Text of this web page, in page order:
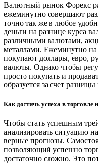
Валютный рынок Форекс
ежеминутно совершают
точно так же в любое
деньги на разнице курса
различными валютами,
металлами. Ежеминутно
покупают доллары, евро,
валюты. Однако чтобы
просто покупать и
образуется за счет
Как достичь успеха в торговле
Чтобы стать успешным
анализировать ситуацию
верные прогнозы.
позволяющий успешно
достаточно сложно. Это